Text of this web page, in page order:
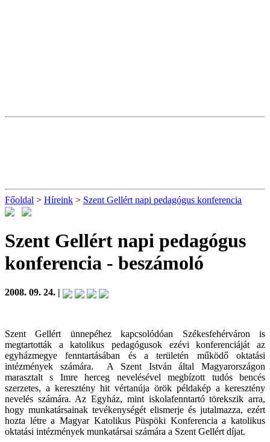
Főoldal > Híreink > Szent Gellért napi pedagógus konferencia
Szent Gellért napi pedagógus
konferencia - beszámoló
2008. 09. 24. |
Szent Gellért ünnepéhez kapcsolódóan Székesfehérváron is
megtartották a katolikus pedagógusok ezévi konferenciáját az
egyházmegye fenntartásában és a területén működő oktatási
intézmények számára. A Szent István által Magyarországon
marasztalt s Imre herceg nevelésével megbízott tudós bencés
szerzetes, a keresztény hit vértanúja örök példakép a keresztény
nevelés számára. Az Egyház, mint iskolafenntartó törekszik arra,
hogy munkatársainak tevékenységét elismerje és jutalmazza, ezért
hozta létre a Magyar Katolikus Püspöki Konferencia a katolikus
oktatási intézmények munkatársai számára a Szent Gellért díjat.